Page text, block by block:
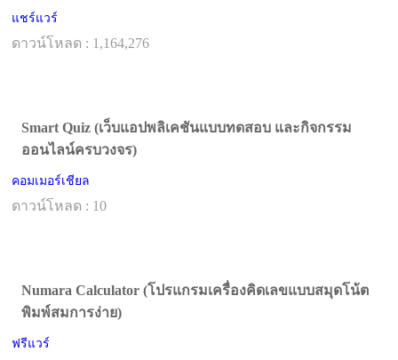
แชร์แวร์
ดาวน์โหลด : 1,164,276
Smart Quiz (เว็บแอปพลิเคชันแบบทดสอบ และกิจกรรม
ออนไลน์ครบวงจร)
คอมเมอร์เชียล
ดาวน์โหลด : 10
Numara Calculator (โปรแกรมเครื่องคิดเลขแบบสมุดโน้ต
พิมพ์สมการง่าย)
ฟรีแวร์